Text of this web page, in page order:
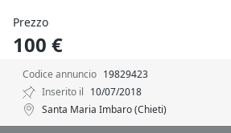
Prezzo
100 €
Codice annuncio 19829423
Inserito il 10/07/2018
Santa Maria Imbaro (Chieti)
Descrizione
Dettagli Posizione